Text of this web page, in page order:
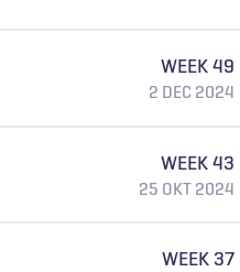
WEEK 49
2 DEC 2024
WEEK 43
25 OKT 2024
WEEK 37